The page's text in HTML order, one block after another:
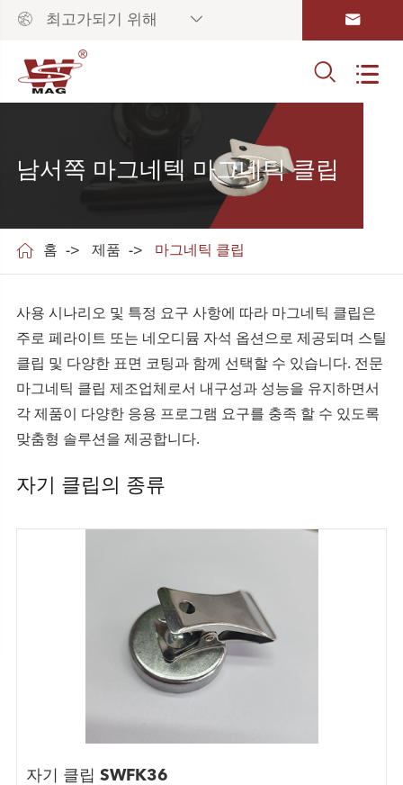
 최고가되기 위해  
 
남서쪽 마그네텍 마그네틱 클립
 홈 제품 마그네틱 클립
사용 시나리오 및 특정 요구 사항에 따라 마그네틱 클립은
주로 페라이트 또는 네오디뮴 자석 옵션으로 제공되며 스틸
클립 및 다양한 표면 코팅과 함께 선택할 수 있습니다. 전문
마그네틱 클립 제조업체로서 내구성과 성능을 유지하면서
각 제품이 다양한 응용 프로그램 요구를 충족 할 수 있도록
맞춤형 솔루션을 제공합니다.
자기 클립의 종류
자기 클립 SWFK36